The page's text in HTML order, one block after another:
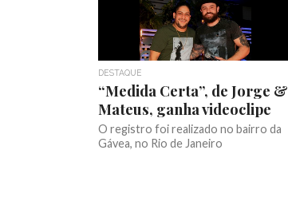
DESTAQUE
“Medida Certa”, de Jorge &
Mateus, ganha videoclipe
O registro foi realizado no bairro da
Gávea, no Rio de Janeiro